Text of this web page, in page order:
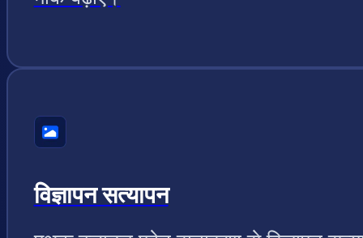
विज्ञापन सत्यापन